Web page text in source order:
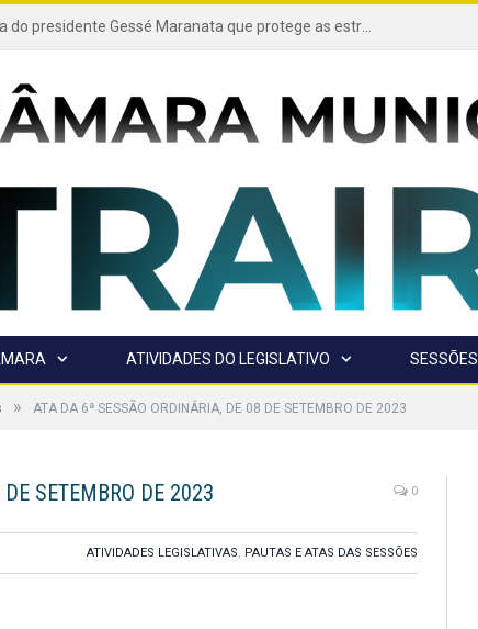
Projeto de autoria do presidente Gessé Maranata que protege as estradas vicinais de Trairão é transformado em lei
ATIVIDADES DO LEGISLATIVO SESSÕES
» ATA DA 6ª SESSÃO ORDINÁRIA, DE 08 DE SETEMBRO DE 2023
SETEMBRO DE 2023 0
ATIVIDADES LEGISLATIVAS, PAUTAS E ATAS DAS SESSÕES